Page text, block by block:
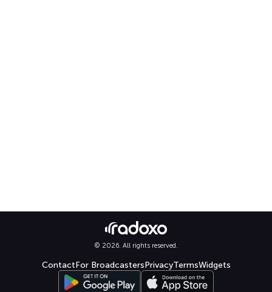
© 2026. All rights reserved.
ContactFor BroadcastersPrivacyTermsWidgets